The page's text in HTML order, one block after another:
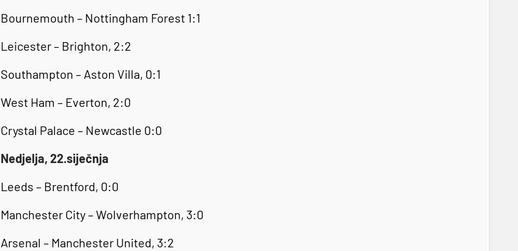
Bournemouth – Nottingham Forest 1:1
Leicester – Brighton, 2:2
Southampton – Aston Villa, 0:1
West Ham – Everton, 2:0
Crystal Palace – Newcastle 0:0
Nedjelja, 22.siječnja
Leeds – Brentford, 0:0
Manchester City – Wolverhampton, 3:0
Arsenal – Manchester United, 3:2